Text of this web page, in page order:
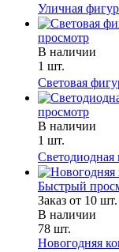
Уличная
просмотр
В наличии
1 шт.
Световая
просмотр
В наличии
1 шт.
Светодиодная
Быстрый
Заказ от 10 шт.
В наличии
78 шт.
Новогодняя